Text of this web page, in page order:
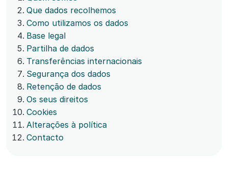
Que dados recolhemos
Como utilizamos os dados
Base legal
Partilha de dados
Transferências internacionais
Segurança dos dados
Retenção de dados
Os seus direitos
Cookies
Alterações à política
Contacto